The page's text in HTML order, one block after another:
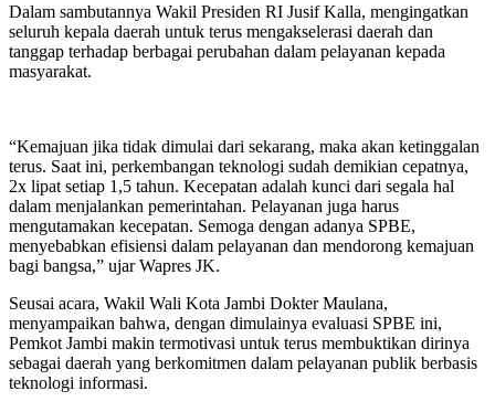
Dalam sambutannya Wakil Presiden RI Jusif Kalla, mengingatkan
seluruh kepala daerah untuk terus mengakselerasi daerah dan
tanggap terhadap berbagai perubahan dalam pelayanan kepada
masyarakat.
“Kemajuan jika tidak dimulai dari sekarang, maka akan ketinggalan
terus. Saat ini, perkembangan teknologi sudah demikian cepatnya,
2x lipat setiap 1,5 tahun. Kecepatan adalah kunci dari segala hal
dalam menjalankan pemerintahan. Pelayanan juga harus
mengutamakan kecepatan. Semoga dengan adanya SPBE,
menyebabkan efisiensi dalam pelayanan dan mendorong kemajuan
bagi bangsa,” ujar Wapres JK.
Seusai acara, Wakil Wali Kota Jambi Dokter Maulana,
menyampaikan bahwa, dengan dimulainya evaluasi SPBE ini,
Pemkot Jambi makin termotivasi untuk terus membuktikan dirinya
sebagai daerah yang berkomitmen dalam pelayanan publik berbasis
teknologi informasi.